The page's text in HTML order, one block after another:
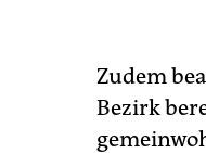
Zudem
Bezirk